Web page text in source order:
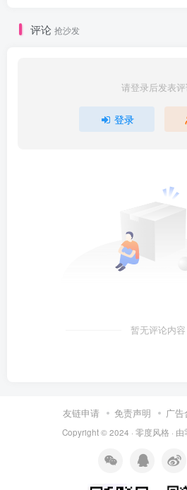
评论 抢沙发
请登录后发表
登录
暂无评论内容
友链申请 免责声明 广
Copyright © 2024 · 零度风格 · 由